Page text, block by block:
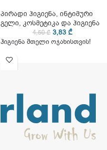
პირადი ჰიგიენა, ინტიმური
გელი, კოსმეტიკა და ჰიგიენა
4,50₾ 3,83 ₾
ჰიგიენა მთელი ოჯახისთვის!